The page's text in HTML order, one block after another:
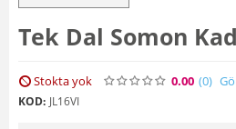
Tek Dal Somon
Stokta yok 0.00 (0)
KOD: JL16VI